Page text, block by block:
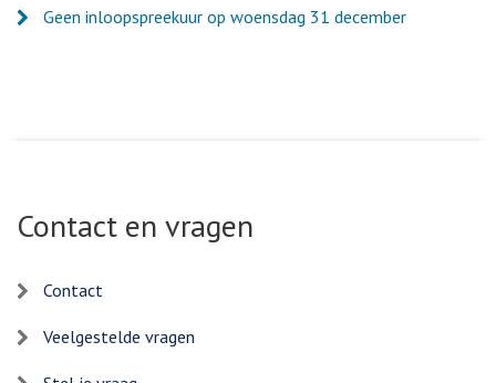
Geen inloopspreekuur op woensdag 31 december
Contact en vragen
Contact
Veelgestelde vragen